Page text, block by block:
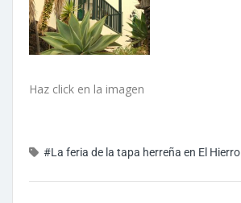
Haz click en la imagen
#La feria de la tapa herreña en El Hierro